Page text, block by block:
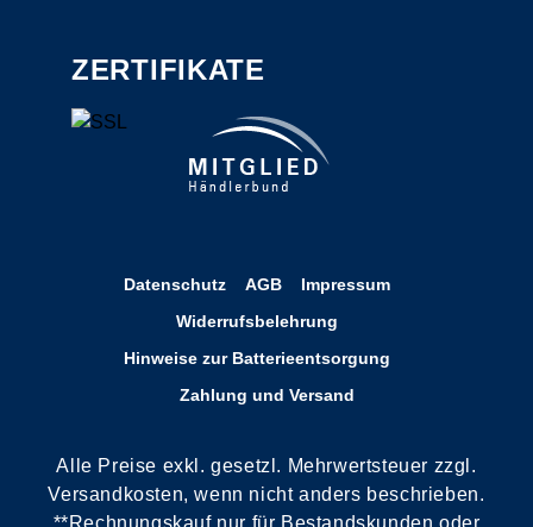
ZERTIFIKATE
Datenschutz AGB
Impressum
Widerrufsbelehrung
Hinweise zur Batterieentsorgung
Zahlung und Versand
Alle Preise exkl. gesetzl. Mehrwertsteuer zzgl.
Versandkosten, wenn nicht anders beschrieben.
**Rechnungskauf nur für Bestandskunden oder